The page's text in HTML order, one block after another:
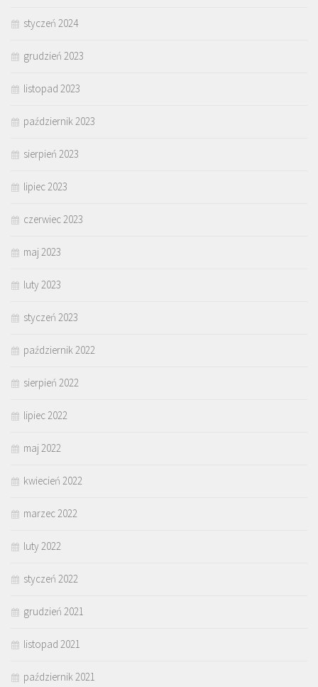
styczeń 2024
grudzień 2023
listopad 2023
październik 2023
sierpień 2023
lipiec 2023
czerwiec 2023
maj 2023
luty 2023
styczeń 2023
październik 2022
sierpień 2022
lipiec 2022
maj 2022
kwiecień 2022
marzec 2022
luty 2022
styczeń 2022
grudzień 2021
listopad 2021
październik 2021